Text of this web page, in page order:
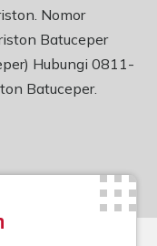
Nomor
Batuceper
Hubungi 0811-
Batuceper.